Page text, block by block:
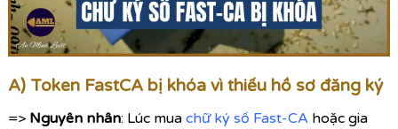
A) Token FastCA bị khóa vì thiếu hồ sơ đăng ký
=> Nguyên nhân: Lúc mua chữ ký số Fast-CA hoặc gia